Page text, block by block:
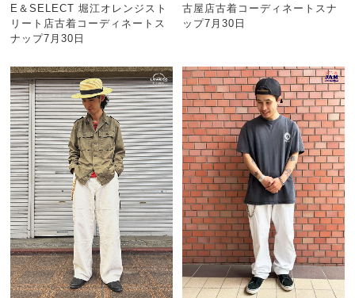
E＆SELECT 堀江オレンジスト
リート店古着コーディネートス
ナップ7月30日
古屋店古着コーディネートスナ
ップ7月30日